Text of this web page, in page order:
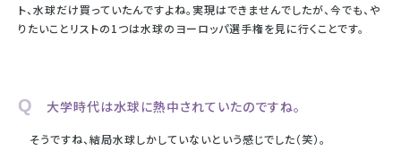
ト、水球だけ買っていたんですよね。実現はできませんでしたが、今でも、や
りたいことリストの1つは水球のヨーロッパ選手権を見に行くことです。
Q 大学時代は水球に熱中されていたのですね。
そうですね、結局水球しかしていないという感じでした（笑）。